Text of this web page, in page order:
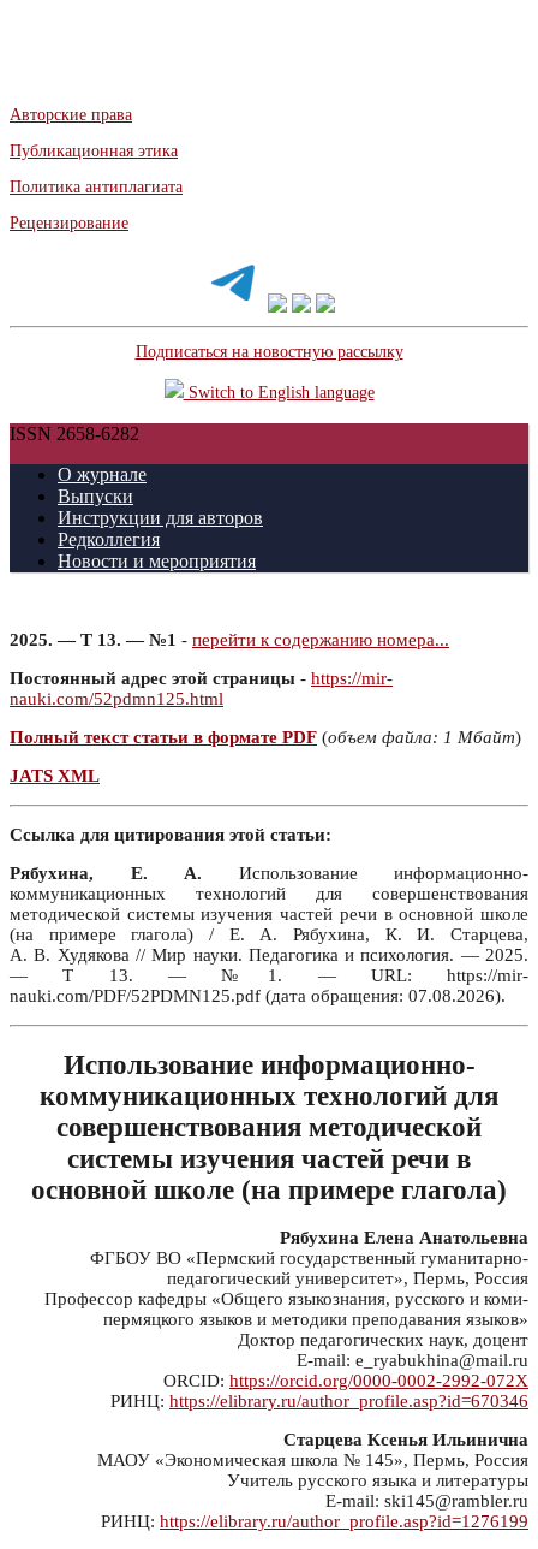
Авторские права
Публикационная этика
Политика антиплагиата
Рецензирование
Подписаться на новостную рассылку
Switch to English language
ISSN 2658-6282
О журнале
Выпуски
Инструкции для авторов
Редколлегия
Новости и мероприятия
2025. — Т 13. — №1 - перейти к содержанию номера...
Постоянный адрес этой страницы - https://mir-
nauki.com/52pdmn125.html
Полный текст статьи в формате PDF (объем файла: 1 Мбайт)
JATS XML
Ссылка для цитирования этой статьи:
Рябухина, Е. А. Использование информационно-
коммуникационных технологий для совершенствования
методической системы изучения частей речи в основной школе
(на примере глагола) / Е. А. Рябухина, К. И. Старцева,
А. В. Худякова // Мир науки. Педагогика и психология. — 2025.
— Т 13. — №1. — URL: https://mir-
nauki.com/PDF/52PDMN125.pdf (дата обращения: 07.08.2026).
Использование информационно-
коммуникационных технологий для
совершенствования методической
системы изучения частей речи в
основной школе (на примере глагола)
Рябухина Елена Анатольевна
ФГБОУ ВО «Пермский государственный гуманитарно-
педагогический университет», Пермь, Россия
Профессор кафедры «Общего языкознания, русского и коми-
пермяцкого языков и методики преподавания языков»
Доктор педагогических наук, доцент
E-mail: e_ryabukhina@mail.ru
ORCID: https://orcid.org/0000-0002-2992-072X
РИНЦ: https://elibrary.ru/author_profile.asp?id=670346
Старцева Ксенья Ильинична
МАОУ «Экономическая школа № 145», Пермь, Россия
Учитель русского языка и литературы
E-mail: ski145@rambler.ru
РИНЦ: https://elibrary.ru/author_profile.asp?id=1276199